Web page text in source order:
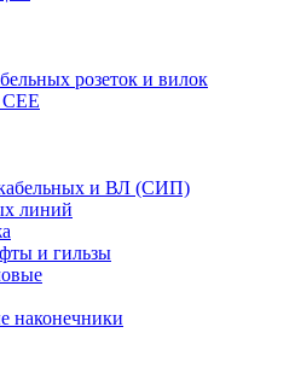
розеток и вилок
кабельных и ВЛ (СИП)
линий
и гильзы
наконечники